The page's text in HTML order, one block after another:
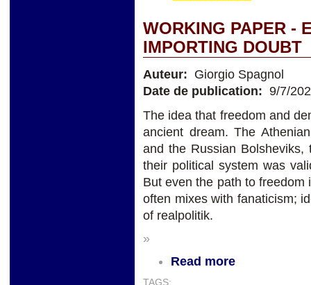
WORKING PAPER -
IMPORTING DOUBT
Auteur: Giorgio Spagnol
Date de publication: 9/7/
The idea that freedom and
ancient dream. The
and the Russian
their political system was
But even the path to
often mixes with fanaticism;
of realpolitik.
»
Read more
TAGS: